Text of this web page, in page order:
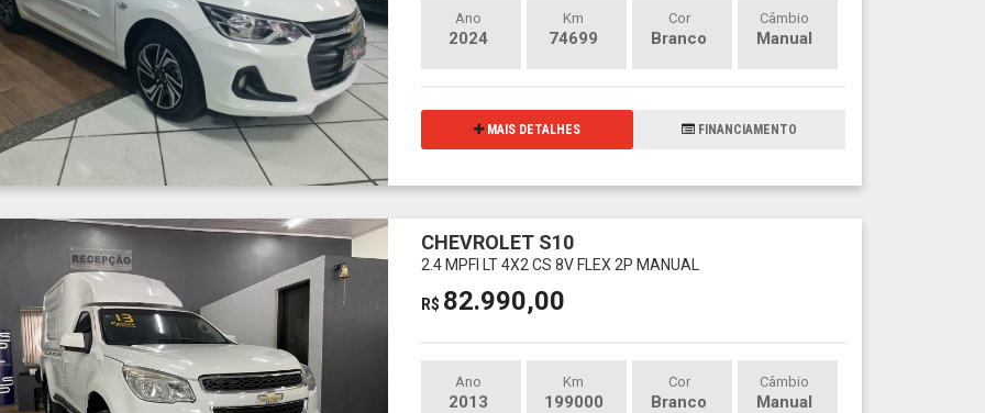
Ano
2024
Km
74699
Cor
Branco
Câmbio
Manual
MAIS DETALHES FINANCIAMENTO
CHEVROLET S10
2.4 MPFI LT 4X2 CS 8V FLEX 2P MANUAL
R$ 82.990,00
Ano
2013
Km
199000
Cor
Branco
Câmbio
Manual